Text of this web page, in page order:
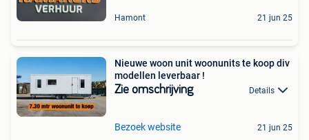
Hamont 21 jun 25
Nieuwe woon unit woonunits te koop div
modellen leverbaar !
Zie omschrijving Details
Bezoek website 21 jun 25